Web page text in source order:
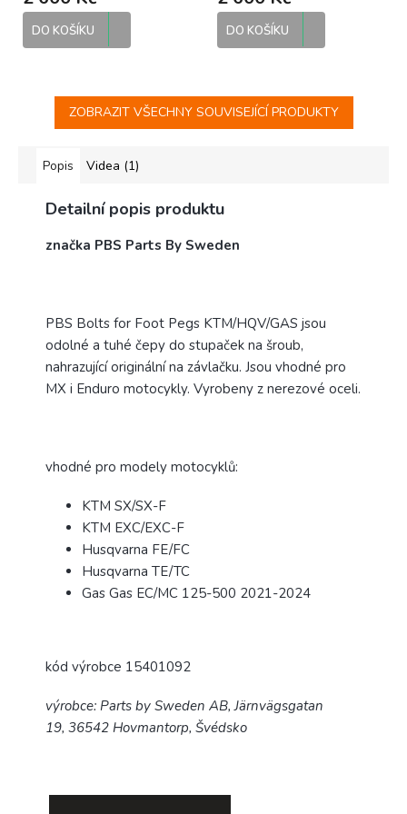
motokrosové stupačky
DO KOŠÍKU
motokrosové stupačky
DO KOŠÍKU
ZOBRAZIT VŠECHNY SOUVISEJÍCÍ PRODUKTY
Popis Videa (1)
Detailní popis produktu
značka PBS Parts By Sweden
PBS Bolts for Foot Pegs KTM/HQV/GAS jsou
odolné a tuhé čepy do stupaček na šroub,
nahrazující originální na závlačku. Jsou vhodné pro
MX i Enduro motocykly. Vyrobeny z nerezové oceli.
vhodné pro modely motocyklů:
KTM SX/SX-F
KTM EXC/EXC-F
Husqvarna FE/FC
Husqvarna TE/TC
Gas Gas EC/MC 125-500 2021-2024
kód výrobce 15401092
výrobce: Parts by Sweden AB,Järnvägsgatan
19, 36542 Hovmantorp, Švédsko